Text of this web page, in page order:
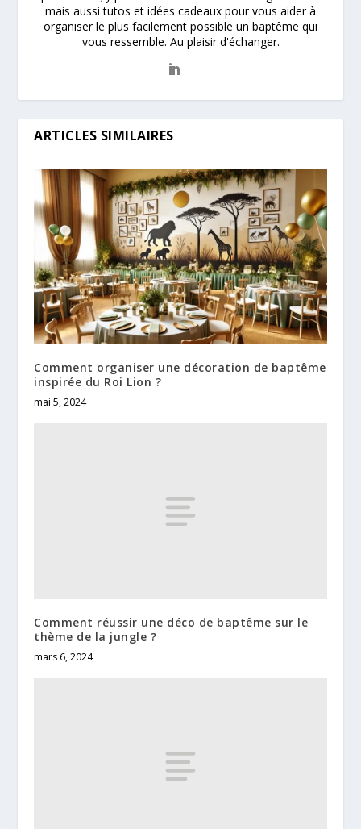
mais aussi tutos et idées cadeaux pour vous aider à
organiser le plus facilement possible un baptême qui
vous ressemble. Au plaisir d'échanger.
ARTICLES SIMILAIRES
Comment organiser une décoration de baptême
inspirée du Roi Lion ?
mai 5, 2024
Comment réussir une déco de baptême sur le
thème de la jungle ?
mars 6, 2024